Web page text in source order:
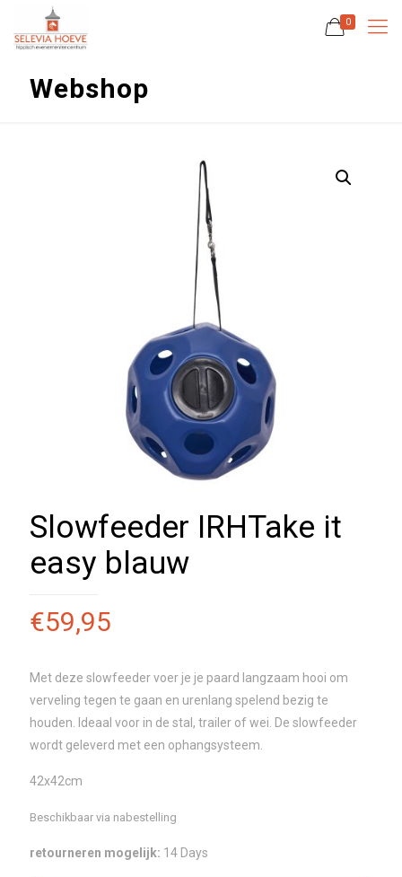
0
Webshop
Slowfeeder IRHTake it
easy blauw
€59,95
Met deze slowfeeder voer je je paard langzaam hooi om
verveling tegen te gaan en urenlang spelend bezig te
houden. Ideaal voor in de stal, trailer of wei. De slowfeeder
wordt geleverd met een ophangsysteem.
42x42cm
Beschikbaar via nabestelling
retourneren mogelijk: 14 Days